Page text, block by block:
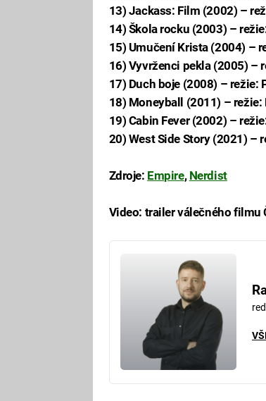
13) Jackass: Film (2002) –
14) Škola rocku (2003) –
15) Umučení Krista (2004) –
16) Vyvrženci pekla (2005) –
17) Duch boje (2008) – režie:
18) Moneyball (2011) –
19) Cabin Fever (2002) –
20) West Side Story (2021) –
Zdroje: Empire, Nerdist
Video: trailer válečného filmu